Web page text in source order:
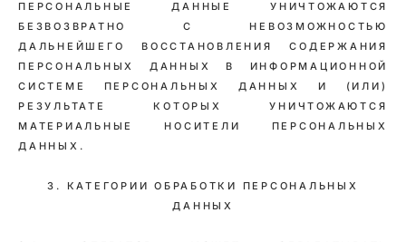
ПЕРСОНАЛЬНЫЕ ДАННЫЕ УНИЧТОЖАЮТСЯ
БЕЗВОЗВРАТНО С НЕВОЗМОЖНОСТЬЮ
ДАЛЬНЕЙШЕГО ВОССТАНОВЛЕНИЯ СОДЕРЖАНИЯ
ПЕРСОНАЛЬНЫХ ДАННЫХ В ИНФОРМАЦИОННОЙ
СИСТЕМЕ ПЕРСОНАЛЬНЫХ ДАННЫХ И (ИЛИ)
РЕЗУЛЬТАТЕ КОТОРЫХ УНИЧТОЖАЮТСЯ
МАТЕРИАЛЬНЫЕ НОСИТЕЛИ ПЕРСОНАЛЬНЫХ
ДАННЫХ.
3. КАТЕГОРИИ ОБРАБОТКИ ПЕРСОНАЛЬНЫХ
ДАННЫХ